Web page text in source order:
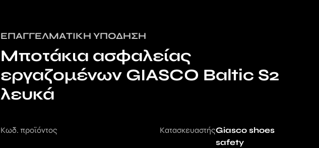
ΕΠΑΓΓΕΛΜΑΤΙΚΉ ΥΠΌΔΗΣΗ
Μποτάκια ασφαλείας
εργαζομένων GIASCO Baltic S2
λευκά
Κωδ. προϊόντος ΚατασκευαστήςGiasco shoes
safety